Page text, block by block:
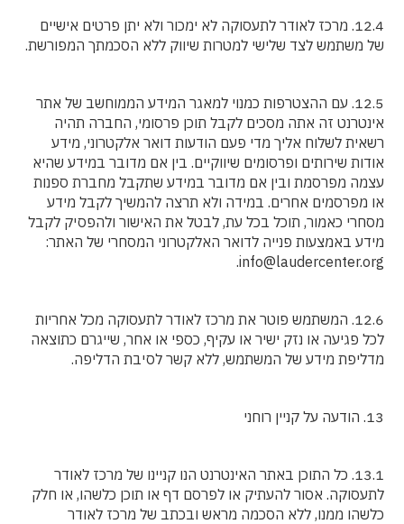
12.4. מרכז לאודר לתעסוקה לא ימכור ולא יתן פרטים אישיים
של משתמש לצד שלישי למטרות שיווק ללא הסכמתך המפורשת.
12.5. עם ההצטרפות כמנוי למאגר המידע הממוחשב של אתר
אינטרנט זה אתה מסכים לקבל תוכן פרסומי, החברה תהיה
רשאית לשלוח אליך מדי פעם הודעות דואר אלקטרוני, מידע
אודות שירותים ופרסומים שיווקיים. בין אם מדובר במידע שהיא
עצמה מפרסמת ובין אם מדובר במידע שתקבל מחברת ספנות
או מפרסמים אחרים. במידה ולא תרצה להמשיך לקבל מידע
מסחרי כאמור, תוכל בכל עת, לבטל את האישור ולהפסיק לקבל
מידע באמצעות פנייה לדואר האלקטרוני המסחרי של האתר:
info@laudercenter.org.
12.6. המשתמש פוטר את מרכז לאודר לתעסוקה מכל אחריות
לכל פגיעה או נזק ישיר או עקיף, כספי או אחר, שייגרם כתוצאה
מדליפת מידע של המשתמש, ללא קשר לסיבת הדליפה.
13. הודעה על קניין רוחני
13.1. כל התוכן באתר האינטרנט הנו קניינו של מרכז לאודר
לתעסוקה. אסור להעתיק או לפרסם דף או תוכן כלשהו, או חלק
כלשהו ממנו, ללא הסכמה מראש ובכתב של מרכז לאודר